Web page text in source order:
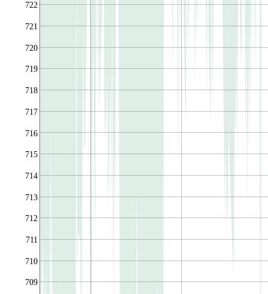
709
710
711
712
713
714
715
716
717
718
719
720
721
722